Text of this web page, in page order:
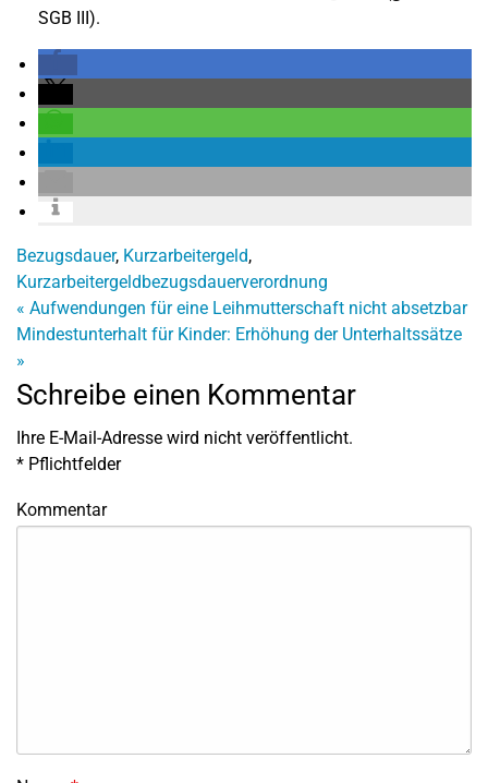
SGB III).
Bezugsdauer, Kurzarbeitergeld,
Kurzarbeitergeldbezugsdauerverordnung
« Aufwendungen für eine Leihmutterschaft nicht absetzbar
Mindestunterhalt für Kinder: Erhöhung der Unterhaltssätze
»
Schreibe einen Kommentar
Ihre E-Mail-Adresse wird nicht veröffentlicht.
* Pflichtfelder
Kommentar